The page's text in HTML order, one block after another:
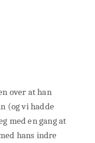
over at han
(og vi hadde
med en gang at
hans indre